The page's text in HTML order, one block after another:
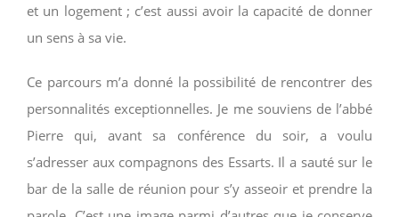
et un logement ; c’est aussi avoir la capacité de donner
un sens à sa vie.
Ce parcours m’a donné la possibilité de rencontrer des
personnalités exceptionnelles. Je me souviens de l’abbé
Pierre qui, avant sa conférence du soir, a voulu
s’adresser aux compagnons des Essarts. Il a sauté sur le
bar de la salle de réunion pour s’y asseoir et prendre la